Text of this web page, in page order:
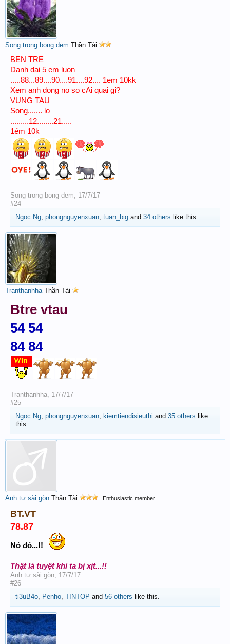
Song trong bong dem Thần Tài
BEN TRE
Danh dai 5 em luon
.....88...89....90....91....92.... 1em 10kk
Xem anh dong no so cAi quai gi?
VUNG TAU
Song....... lo
.........12........21.....
1ém 10k
Song trong bong dem, 17/7/17
#24
Ngọc Ng, phongnguyenxuan, tuan_big and 34 others like this.
Tranthanhha Thần Tài
Btre vtau
54 54
84 84
Tranthanhha, 17/7/17
#25
Ngọc Ng, phongnguyenxuan, kiemtiendisieuthi and 35 others like
this.
Anh tư sài gòn Thần Tài Enthusiastic member
BT.VT
78.87
Nó đó...!!
Thật là tuyệt khi ta bị xịt...!!
Anh tư sài gòn, 17/7/17
#26
ti3uB4o, Penho, TINTOP and 56 others like this.